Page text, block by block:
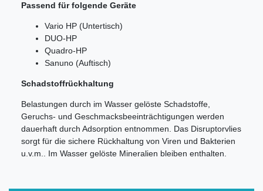
Passend für folgende Geräte
Vario HP (Untertisch)
DUO-HP
Quadro-HP
Sanuno (Auftisch)
Schadstoffrückhaltung
Belastungen durch im Wasser gelöste Schadstoffe,
Geruchs- und Geschmacksbeeinträchtigungen werden
dauerhaft durch Adsorption entnommen. Das Disruptorvlies
sorgt für die sichere Rückhaltung von Viren und Bakterien
u.v.m.. Im Wasser gelöste Mineralien bleiben enthalten.